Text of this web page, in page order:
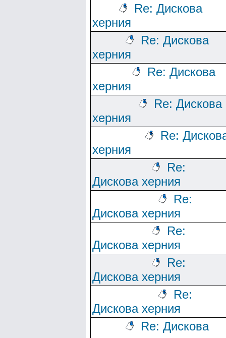
Re: Дискова
херния
Re: Дискова
херния
Re: Дискова
херния
Re: Дискова
херния
Re:
херния
Re:
Дискова херния
Re:
Дискова херния
Re:
Дискова херния
Re:
Дискова херния
Re:
Дискова херния
Re: Дискова